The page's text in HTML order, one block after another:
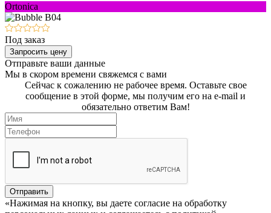
Ortonica
Под заказ
Запросить цену
Отправьте ваши данные
Мы в скором времени свяжемся с вами
Сейчас к сожалению не рабочее время. Оставьте свое
сообщение в этой форме, мы получим его на e-mail и
обязательно ответим Вам!
Отправить
«Нажимая на кнопку, вы даете согласие на обработку